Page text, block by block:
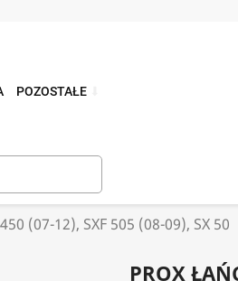
POZOSTAŁE

(07-12), SXF 505 (08-09), SX 50
PROX